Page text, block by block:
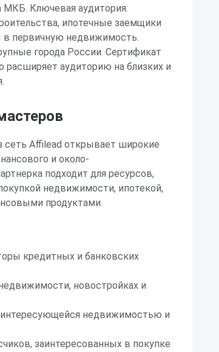
МКБ. Ключевая аудитория:
ипотечные заемщики
первичную недвижимость.
города России. Сертификат
аудиторию на близких и
сеть Affilead открывает широкие
и около-
подходит для ресурсов,
недвижимости, ипотекой,
продуктами.
кредитных и банковских
новостройках и
интересующейся недвижимостью и
заинтересованных в покупке